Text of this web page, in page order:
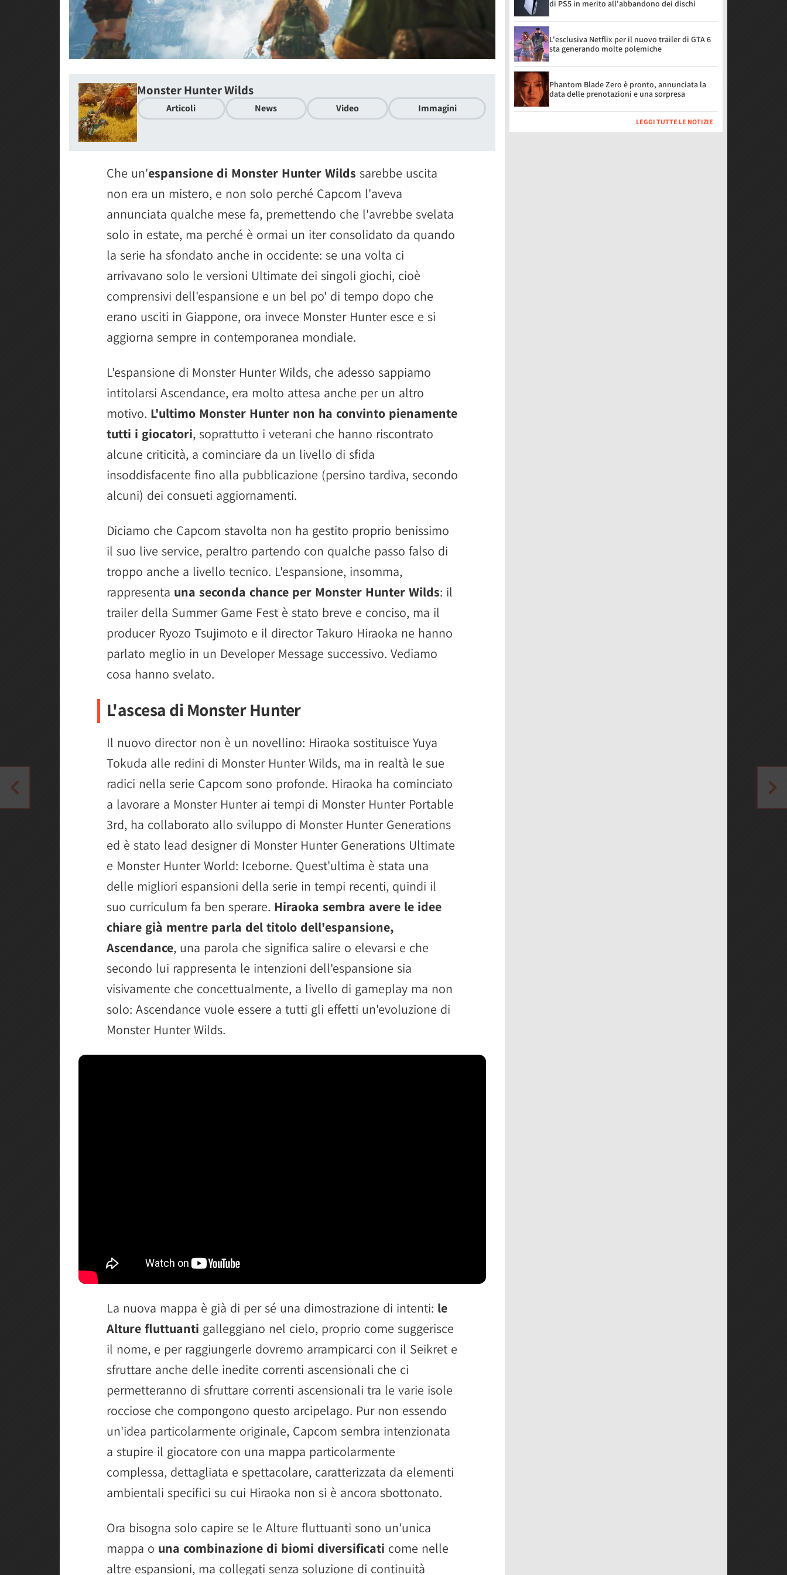
Monster Hunter Wilds
Articoli News Video Immagini
Che un'espansione di Monster Hunter Wilds sarebbe uscita
non era un mistero, e non solo perché Capcom l'aveva
annunciata qualche mese fa, premettendo che l'avrebbe svelata
solo in estate, ma perché è ormai un iter consolidato da quando
la serie ha sfondato anche in occidente: se una volta ci
arrivavano solo le versioni Ultimate dei singoli giochi, cioè
comprensivi dell'espansione e un bel po' di tempo dopo che
erano usciti in Giappone, ora invece Monster Hunter esce e si
aggiorna sempre in contemporanea mondiale.
L'espansione di Monster Hunter Wilds, che adesso sappiamo
intitolarsi Ascendance, era molto attesa anche per un altro
motivo. L'ultimo Monster Hunter non ha convinto pienamente
tutti i giocatori, soprattutto i veterani che hanno riscontrato
alcune criticità, a cominciare da un livello di sfida
insoddisfacente fino alla pubblicazione (persino tardiva, secondo
alcuni) dei consueti aggiornamenti.
Diciamo che Capcom stavolta non ha gestito proprio benissimo
il suo live service, peraltro partendo con qualche passo falso di
troppo anche a livello tecnico. L'espansione, insomma,
rappresenta una seconda chance per Monster Hunter Wilds: il
trailer della Summer Game Fest è stato breve e conciso, ma il
producer Ryozo Tsujimoto e il director Takuro Hiraoka ne hanno
parlato meglio in un Developer Message successivo. Vediamo
cosa hanno svelato.
L'ascesa di Monster Hunter
Il nuovo director non è un novellino: Hiraoka sostituisce Yuya
Tokuda alle redini di Monster Hunter Wilds, ma in realtà le sue
radici nella serie Capcom sono profonde. Hiraoka ha cominciato
a lavorare a Monster Hunter ai tempi di Monster Hunter Portable
3rd, ha collaborato allo sviluppo di Monster Hunter Generations
ed è stato lead designer di Monster Hunter Generations Ultimate
e Monster Hunter World: Iceborne. Quest'ultima è stata una
delle migliori espansioni della serie in tempi recenti, quindi il
suo curriculum fa ben sperare. Hiraoka sembra avere le idee
chiare già mentre parla del titolo dell'espansione,
Ascendance, una parola che significa salire o elevarsi e che
secondo lui rappresenta le intenzioni dell'espansione sia
visivamente che concettualmente, a livello di gameplay ma non
solo: Ascendance vuole essere a tutti gli effetti un'evoluzione di
Monster Hunter Wilds.
La nuova mappa è già di per sé una dimostrazione di intenti: le
Alture fluttuanti galleggiano nel cielo, proprio come suggerisce
il nome, e per raggiungerle dovremo arrampicarci con il Seikret e
sfruttare anche delle inedite correnti ascensionali che ci
permetteranno di sfruttare correnti ascensionali tra le varie isole
rocciose che compongono questo arcipelago. Pur non essendo
un'idea particolarmente originale, Capcom sembra intenzionata
a stupire il giocatore con una mappa particolarmente
complessa, dettagliata e spettacolare, caratterizzata da elementi
ambientali specifici su cui Hiraoka non si è ancora sbottonato.
Ora bisogna solo capire se le Alture fluttuanti sono un'unica
mappa o una combinazione di biomi diversificati come nelle
altre espansioni, ma collegati senza soluzione di continuità
di PS5 in merito all'abbandono dei dischi
L'esclusiva Netflix per il nuovo trailer di GTA 6
sta generando molte polemiche
Phantom Blade Zero è pronto, annunciata la
data delle prenotazioni e una sorpresa
LEGGI TUTTE LE NOTIZIE